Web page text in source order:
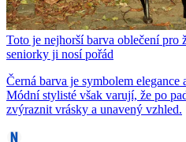
Toto je nejhorší barva oblečení pro
seniorky ji nosí pořád
Černá barva je symbolem
Módní stylisté však varují, že po
zvýraznit vrásky a unavený vzhled.